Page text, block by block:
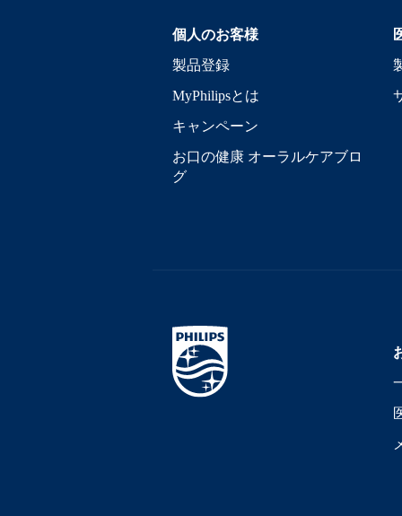
個人のお客様
製品登録
MyPhilipsとは
キャンペーン
お口の健康 オーラルケアブロ
グ